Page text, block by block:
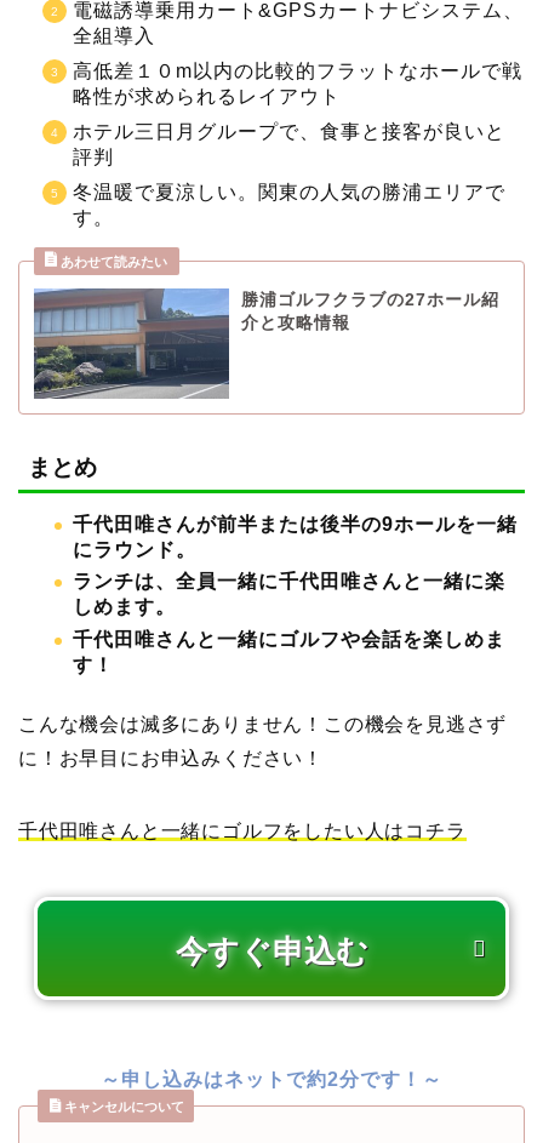
電磁誘導乗用カート&GPSカートナビシステム、
全組導入
高低差１０m以内の比較的フラットなホールで戦
略性が求められるレイアウト
ホテル三日月グループで、食事と接客が良いと
評判
冬温暖で夏涼しい。関東の人気の勝浦エリアで
す。
勝浦ゴルフクラブの27ホール紹
介と攻略情報
まとめ
千代田唯さんが前半または後半の9ホールを一緒
にラウンド。
ランチは、全員一緒に千代田唯さんと一緒に楽
しめます。
千代田唯さんと一緒にゴルフや会話を楽しめま
す！
こんな機会は滅多にありません！この機会を見逃さず
に！お早目にお申込みください！
千代田唯さんと一緒にゴルフをしたい人はコチラ
～申し込みはネットで約2分です！～
キャンセルについて